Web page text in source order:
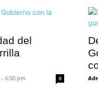
del
6:50 pm 0